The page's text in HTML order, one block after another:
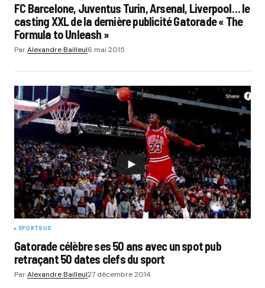
FC Barcelone, Juventus Turin, Arsenal, Liverpool… le
casting XXL de la dernière publicité Gatorade « The
Formula to Unleash »
ParAlexandre Bailleul6 mai 2015
SPORTS US
Gatorade célèbre ses 50 ans avec un spot pub
retraçant 50 dates clefs du sport
ParAlexandre Bailleul27 décembre 2014